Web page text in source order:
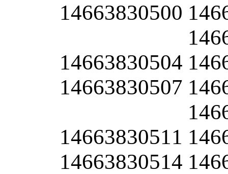
14663830500
14663830504
14663830507
14663830511
14663830514